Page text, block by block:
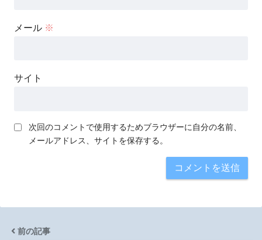
メール ※
サイト
次回のコメントで使用するためブラウザーに自分の名前、
メールアドレス、サイトを保存する。
前の記事